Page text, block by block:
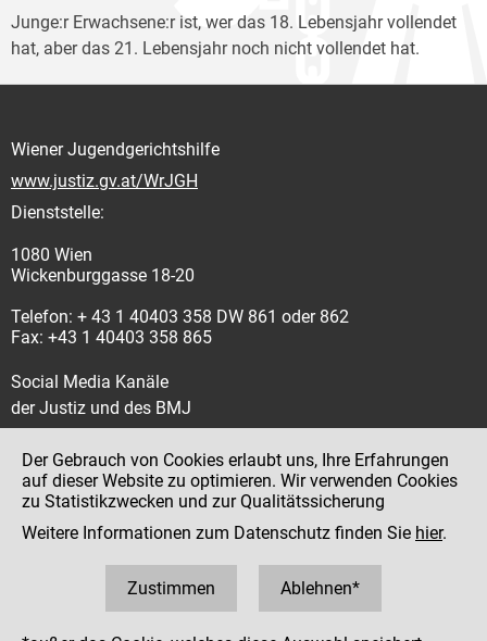
Junge:r Erwachsene:r ist, wer das 18. Lebensjahr vollendet
hat, aber das 21. Lebensjahr noch nicht vollendet hat.
Wiener Jugendgerichtshilfe
www.justiz.gv.at/WrJGH
Dienststelle:
1080 Wien
Wickenburggasse 18-20
Telefon: + 43 1 40403 358 DW 861 oder 862
Fax: +43 1 40403 358 865
Social Media Kanäle
der Justiz und des BMJ
Impressum
Datenschutz
Hinweisgeber:innenplattform (für Mitarbeiter:innen)
Der Gebrauch von Cookies erlaubt uns, Ihre Erfahrungen
auf dieser Website zu optimieren. Wir verwenden Cookies
zu Statistikzwecken und zur Qualitätssicherung
Weitere Informationen zum Datenschutz finden Sie hier.
Zustimmen Ablehnen*